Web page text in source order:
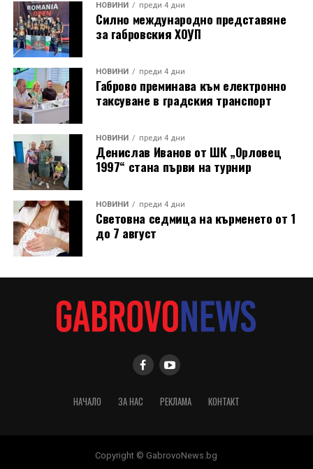
НОВИНИ преди 4 дни
Силно международно представяне
за габровския ХОУП
НОВИНИ преди 4 дни
Габрово преминава към електронно
таксуване в градския транспорт
НОВИНИ преди 4 дни
Денислав Иванов от ШК „Орловец
1997“ стана първи на турнир
НОВИНИ преди 4 дни
Световна седмица на кърменето от 1
до 7 август
НАЧАЛО ЗА НАС РЕКЛАМА КОНТАКТ
Copyright © GabrovoNews.bg